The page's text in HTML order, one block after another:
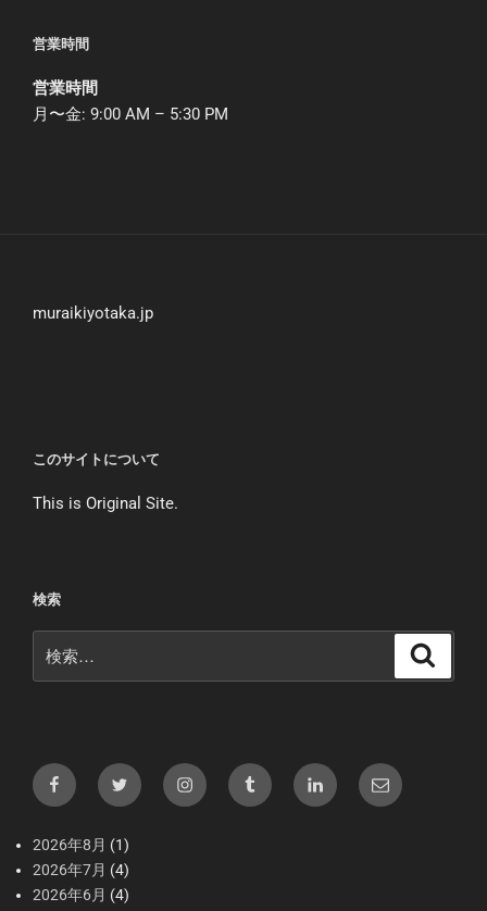
営業時間
営業時間
月〜金: 9:00 AM – 5:30 PM
muraikiyotaka.jp
このサイトについて
This is Original Site.
検索
索:
FacebookX（Twitter）Instagramtumblr LInkedIn メ
ー
2026年8月 (1)
2026年7月 (4)
2026年6月 (4)